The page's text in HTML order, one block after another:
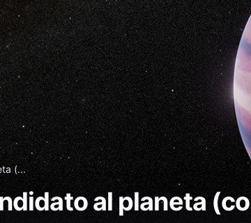
(...
al planeta